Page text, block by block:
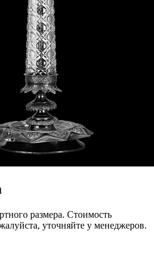
размера. Стоимость
уточняйте у менеджеров.